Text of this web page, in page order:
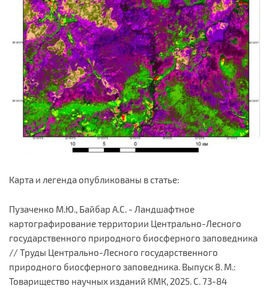
Карта и легенда опубликованы в статье:
Пузаченко М.Ю., Байбар А.С. - Ландшафтное
картографирование территории Центрально-Лесного
государственного природного биосферного заповедника
// Труды Центрально-Лесного государственного
природного биосферного заповедника. Выпуск 8. М.:
Товарищество научных изданий КМК, 2025. С. 73-84